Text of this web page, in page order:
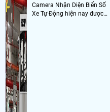
Camera Nhận Diện Biển Số
Xe Tự Động hiện nay được